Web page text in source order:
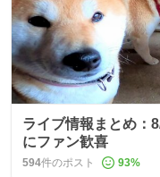
ライブ情報まとめ：
にファン歓喜
594件のポスト 93%